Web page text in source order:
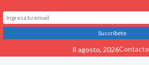
al
8 agosto, 2026Contacto